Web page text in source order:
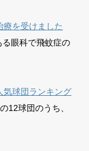
療を受けました
眼科で飛蚊症の
気球団ランキング
12球団のうち、